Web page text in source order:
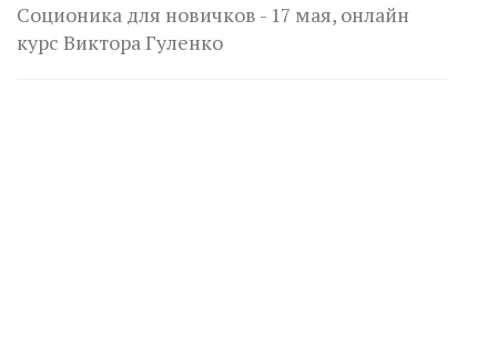
Соционика для новичков - 17 мая, онлайн
курс Виктора Гуленко